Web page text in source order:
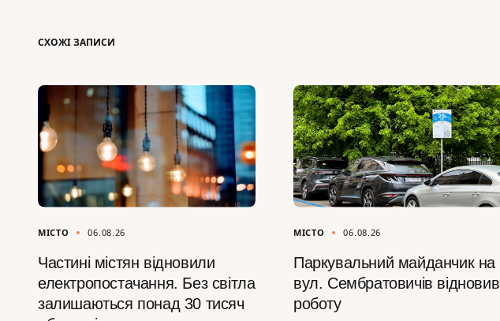
СХОЖІ ЗАПИСИ
МІСТО 06.08.26
Частині містян відновили
електропостачання. Без світла
залишаються понад 30 тисяч
МІСТО 06.08.26
Паркувальний майданчик на
вул. Сембратовичів відновив
роботу